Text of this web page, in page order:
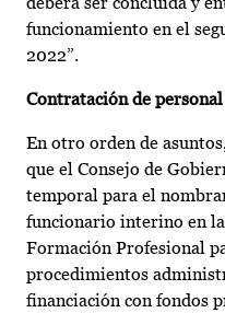
funcionamiento en el
2022”.
Contratación de
En otro orden de
que el Consejo de
temporal para el
funcionario interino en
Formación Profesional
procedimientos
financiación con fondos